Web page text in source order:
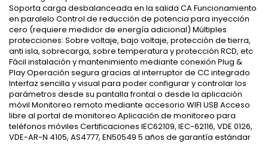
Soporta carga desbalanceada en la salida CA Funcionamiento
en paralelo Control de reducción de potencia para inyección
cero (requiere medidor de energía adicional) Múltiples
protecciones: Sobre voltaje, bajo voltaje, protección de tierra,
anti isla, sobrecarga, sobre temperatura y protección RCD, etc
Fácil instalación y mantenimiento mediante conexión Plug &
Play Operación segura gracias al interruptor de CC integrado
Interfaz sencilla y visual para poder configurar y controlar los
parámetros desde su pantalla frontal o desde la aplicación
móvil Monitoreo remoto mediante accesorio WIFI USB Acceso
libre al portal de monitoreo Aplicación de monitoreo para
teléfonos móviles Certificaciones IEC62109, IEC-62116, VDE 0126,
VDE-AR-N 4105, AS4777, EN50549 5 años de garantía estándar